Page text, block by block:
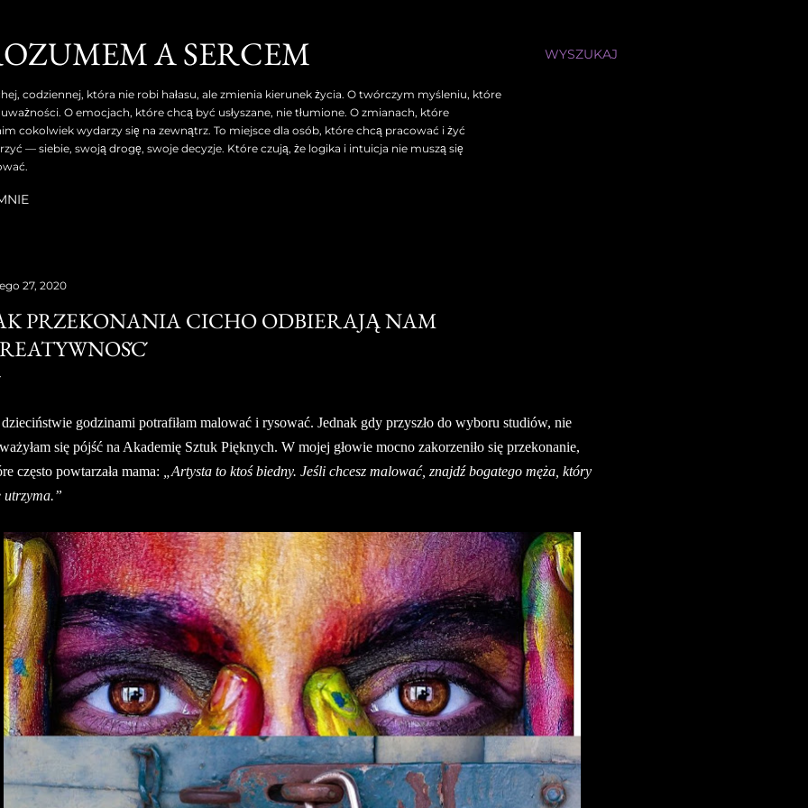
WYSZUKAJ
A SERCEM
codziennej, która nie robi hałasu, ale zmienia kierunek życia. O twórczym myśleniu, które
O emocjach, które chcą być usłyszane, nie tłumione. O zmianach, które
cokolwiek wydarzy się na zewnątrz. To miejsce dla osób, które chcą pracować i żyć
— siebie, swoją drogę, swoje decyzje. Które czują, że logika i intuicja nie muszą się
27, 2020
PRZEKONANIA CICHO ODBIERAJĄ NAM
godzinami potrafiłam malować i rysować. Jednak gdy przyszło do wyboru studiów, nie
się pójść na Akademię Sztuk Pięknych. W mojej głowie mocno zakorzeniło się przekonanie,
często powtarzała mama:
„Artysta to ktoś biedny. Jeśli chcesz malować, znajdź bogatego męża, który
utrzyma.”